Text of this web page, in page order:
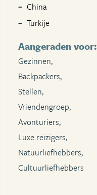
China
Turkije
Aangeraden voor:
Gezinnen,
Backpackers,
Stellen,
Vriendengroep,
Avonturiers,
Luxe reizigers,
Natuurliefhebbers,
Cultuurliefhebbers